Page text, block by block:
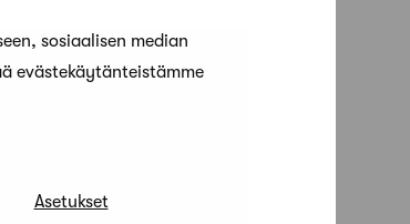
sosiaalisen median
evästekäytänteistämme
Asetukset